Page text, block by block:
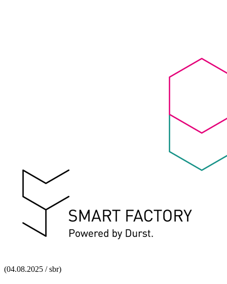
(04.08.2025 / sbr)